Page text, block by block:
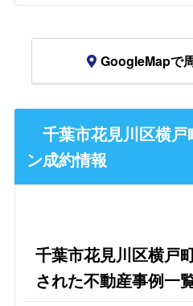
GoogleMapで
千葉市花見川区横戸
ン成約情報
千葉市花見川区横戸
された不動産事例一